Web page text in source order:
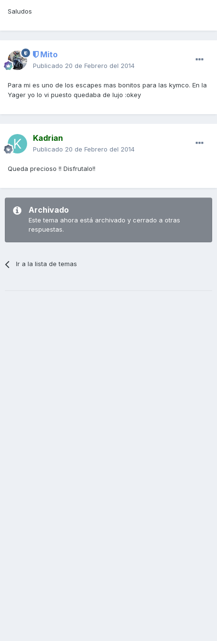
Saludos
Mito
Publicado 20 de Febrero del 2014
Para mi es uno de los escapes mas bonitos para las kymco. En la
Yager yo lo vi puesto quedaba de lujo :okey
Kadrian
Publicado 20 de Febrero del 2014
Queda precioso !! Disfrutalo!!
Archivado
Este tema ahora está archivado y cerrado a otras
respuestas.
Ir a la lista de temas